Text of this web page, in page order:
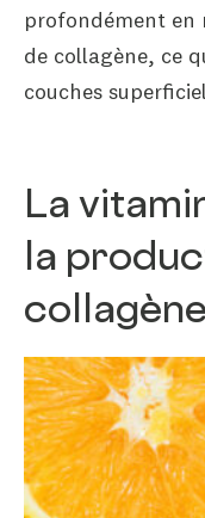
profondément en
de collagène, ce
couches
La
la
collagène